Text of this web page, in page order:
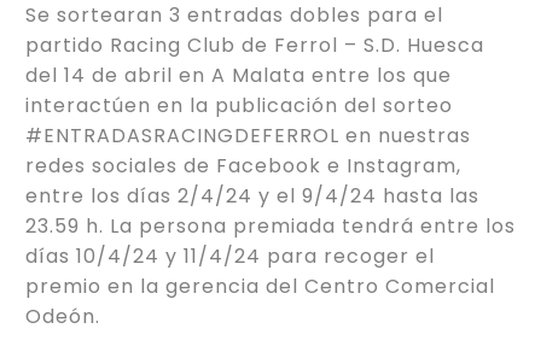
Se sortearan 3 entradas dobles para el
partido Racing Club de Ferrol – S.D. Huesca
del 14 de abril en A Malata entre los que
interactúen en la publicación del sorteo
#ENTRADASRACINGDEFERROL en nuestras
redes sociales de Facebook e Instagram,
entre los días 2/4/24 y el 9/4/24 hasta las
23.59 h. La persona premiada tendrá entre los
días 10/4/24 y 11/4/24 para recoger el
premio en la gerencia del Centro Comercial
Odeón.